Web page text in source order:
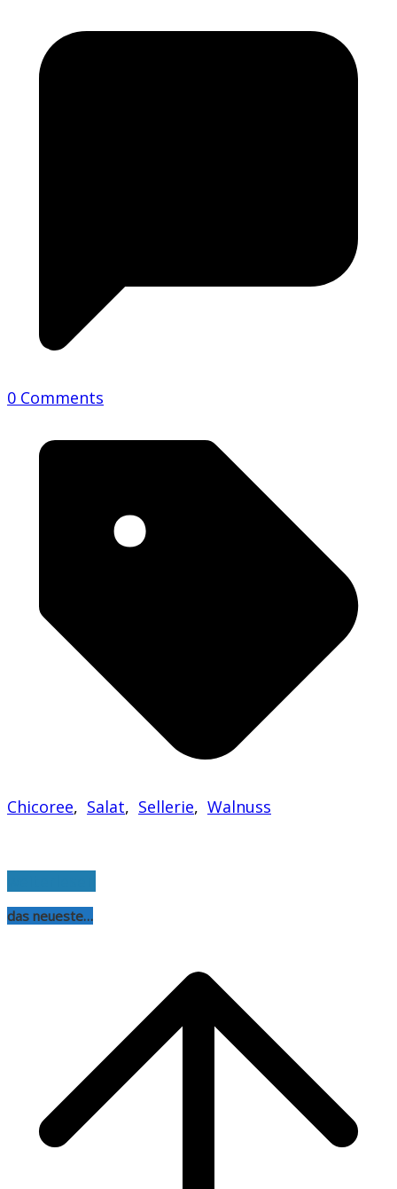
0 Comments
Chicoree, Salat, Sellerie, Walnuss
das neueste…